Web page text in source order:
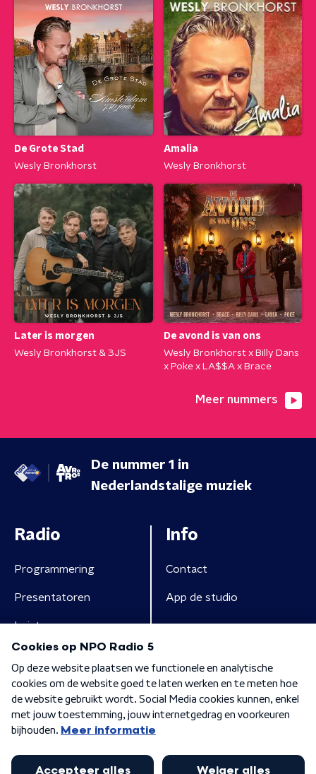
De Grote Stad
Wesly Bronkhorst
Amalia
Wesly Bronkhorst
Later is morgen
Wesly Bronkhorst & 3JS
De avond is van ons
Wesly Bronkhorst x Billy Dans
x Poke x LA$$A x Brace
Meer nummers
De nummer 1 in
Nederlandstalige muziek
Radio
Programmering
Presentatoren
Luisteren
Info
Contact
App de studio
Algemene voorwaarden Privacybeleid